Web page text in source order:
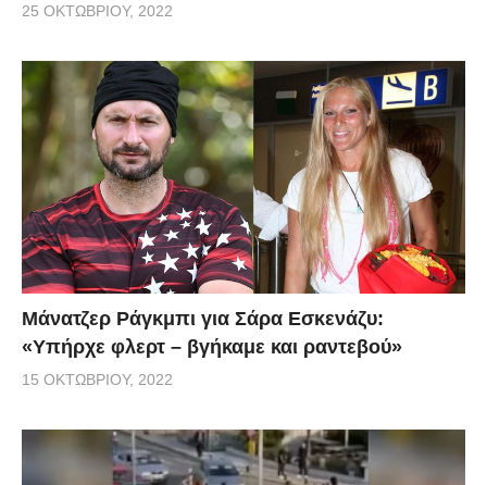
25 ΟΚΤΩΒΡΊΟΥ, 2022
Μάνατζερ Ράγκμπι για Σάρα Εσκενάζυ:
«Υπήρχε φλερτ – βγήκαμε και ραντεβού»
15 ΟΚΤΩΒΡΊΟΥ, 2022